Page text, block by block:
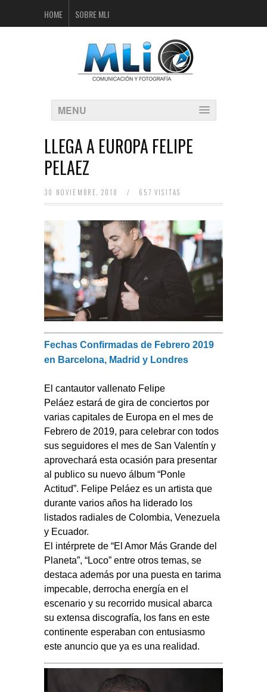
HOME SOBRE MLI
MENU
LLEGA A EUROPA FELIPE
PELAEZ
30 NOVIEMBRE, 2018 / 657 VISITAS
Fechas Confirmadas de Febrero 2019
en Barcelona, Madrid y Londres
El cantautor vallenato Felipe
Peláez estará de gira de conciertos por
varias capitales de Europa en el mes de
Febrero de 2019, para celebrar con todos
sus seguidores el mes de San Valentín y
aprovechará esta ocasión para presentar
al publico su nuevo álbum “Ponle
Actitud”. Felipe Peláez es un artista que
durante varios años ha liderado los
listados radiales de Colombia, Venezuela
y Ecuador.
El intérprete de “El Amor Más Grande del
Planeta”, “Loco” entre otros temas, se
destaca además por una puesta en tarima
impecable, derrocha energía en el
escenario y su recorrido musical abarca
su extensa discografía, los fans en este
continente esperaban con entusiasmo
este anuncio que ya es una realidad.